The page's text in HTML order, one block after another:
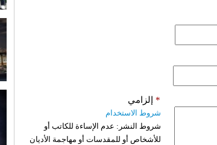
إلزامي *
شروط الاستخدام
شروط النشر: عدم الإساءة للكاتب أو
للأشخاص أو للمقدسات أو مهاجمة الأديان